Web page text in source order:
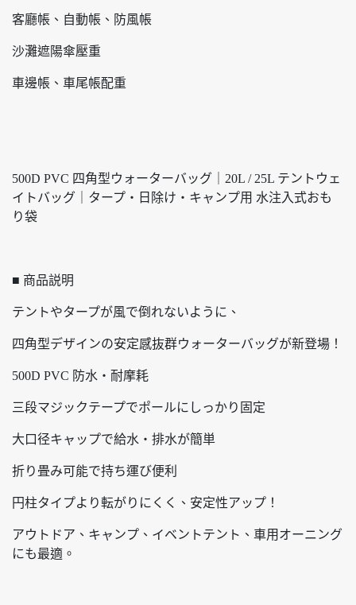
客廳帳、自動帳、防風帳
沙灘遮陽傘壓重
車邊帳、車尾帳配重
500D PVC 四角型ウォーターバッグ｜20L / 25L テントウェ
イトバッグ｜タープ・日除け・キャンプ用 水注入式おも
り袋
■ 商品説明
テントやタープが風で倒れないように、
四角型デザインの安定感抜群ウォーターバッグが新登場！
500D PVC 防水・耐摩耗
三段マジックテープでポールにしっかり固定
大口径キャップで給水・排水が簡単
折り畳み可能で持ち運び便利
円柱タイプより転がりにくく、安定性アップ！
アウトドア、キャンプ、イベントテント、車用オーニング
にも最適。